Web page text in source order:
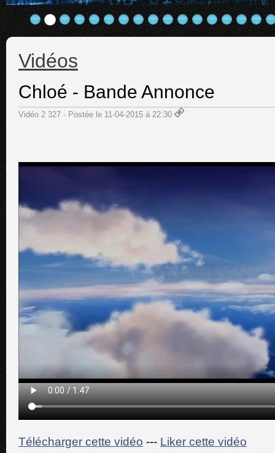
Vidéos
Chloé - Bande Annonce
Vidéo 2 327 - Postée le 11-04-2015 à 22:30
Télécharger cette vidéo --- Liker cette vidéo